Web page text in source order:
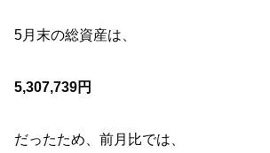
5月末の総資産は、
5,307,739円
だったため、前月比では、